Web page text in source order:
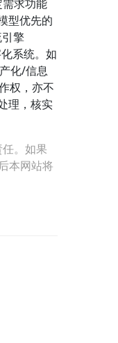
求功能
型优先的
擎
系统。如
化/信息
权，亦不
理，核实
。如果
本网站将